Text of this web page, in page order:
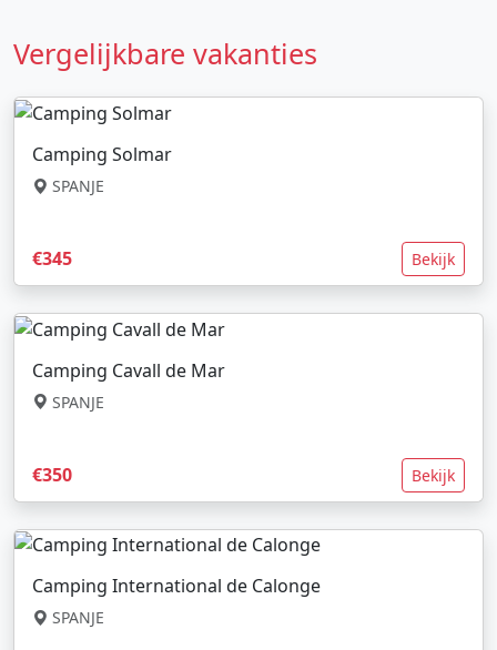
Vergelijkbare vakanties
Camping Solmar
SPANJE
€345 Bekijk
Camping Cavall de Mar
SPANJE
€350 Bekijk
Camping International de Calonge
SPANJE